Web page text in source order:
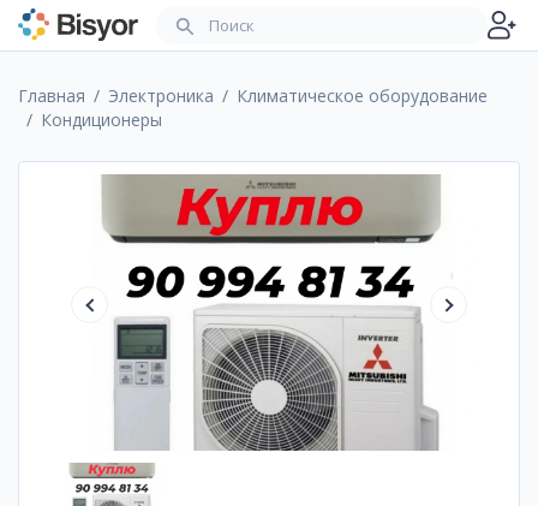
Главная Электроника
Климатическое оборудование
Кондиционеры